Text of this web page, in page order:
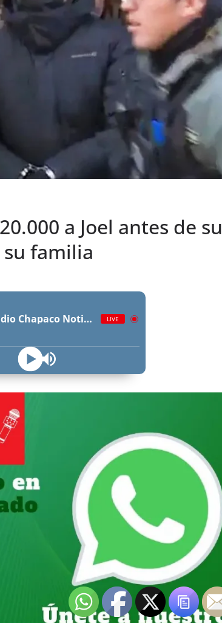
a Joel antes de su
familia
Radio Chapaco Noticias Las 24 horas en vivo LIVE